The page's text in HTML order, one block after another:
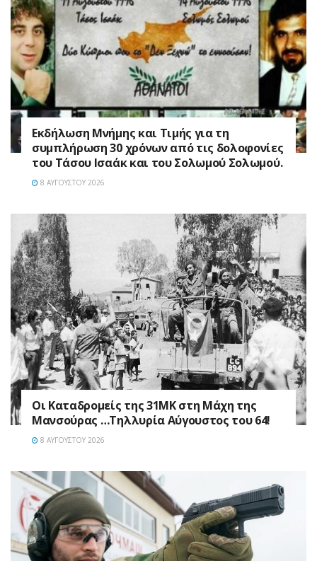
Εκδήλωση Μνήμης και Τιμής για τη
συμπλήρωση 30 χρόνων από τις δολοφονίες
του Τάσου Ισαάκ και του Σολωμού Σολωμού.
8 ΑΥΓΟΎΣΤΟΥ 2026
Οι Καταδρομείς της 31ΜΚ στη Mάχη της
Μανσούρας …Τηλλυρία Αύγουστος του 64!
8 ΑΥΓΟΎΣΤΟΥ 2026